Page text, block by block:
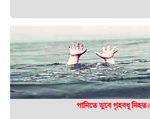
পানিতে ডুবে গৃহবধূ নিহত।